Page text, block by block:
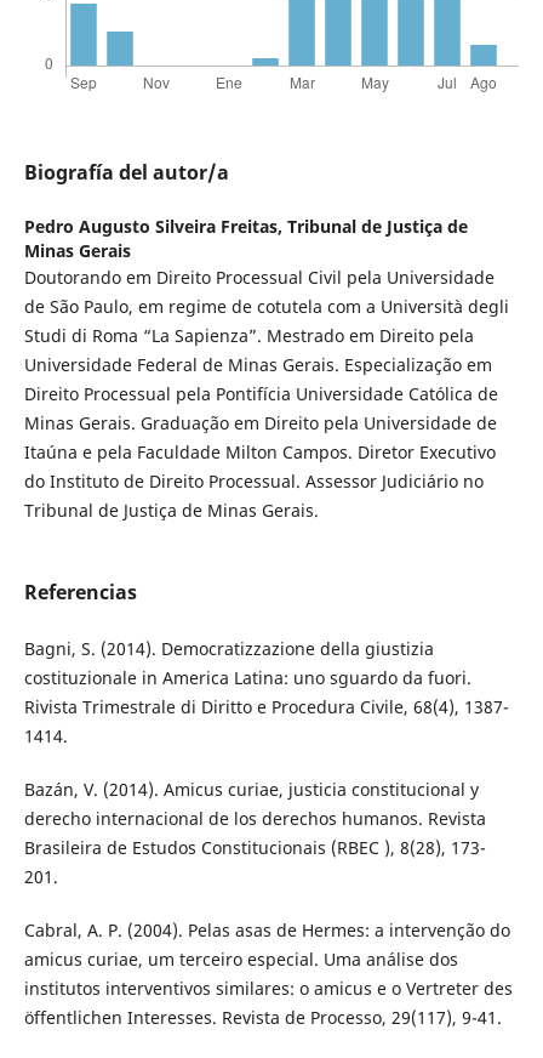
Biografía del autor/a
Pedro Augusto Silveira Freitas, Tribunal de Justiça de
Minas Gerais
Doutorando em Direito Processual Civil pela Universidade
de São Paulo, em regime de cotutela com a Università degli
Studi di Roma “La Sapienza”. Mestrado em Direito pela
Universidade Federal de Minas Gerais. Especialização em
Direito Processual pela Pontifícia Universidade Católica de
Minas Gerais. Graduação em Direito pela Universidade de
Itaúna e pela Faculdade Milton Campos. Diretor Executivo
do Instituto de Direito Processual. Assessor Judiciário no
Tribunal de Justiça de Minas Gerais.
Referencias
Bagni, S. (2014). Democratizzazione della giustizia
costituzionale in America Latina: uno sguardo da fuori.
Rivista Trimestrale di Diritto e Procedura Civile, 68(4), 1387-
1414.
Bazán, V. (2014). Amicus curiae, justicia constitucional y
derecho internacional de los derechos humanos. Revista
Brasileira de Estudos Constitucionais (RBEC ), 8(28), 173-
201.
Cabral, A. P. (2004). Pelas asas de Hermes: a intervenção do
amicus curiae, um terceiro especial. Uma análise dos
institutos interventivos similares: o amicus e o Vertreter des
öffentlichen Interesses. Revista de Processo, 29(117), 9-41.